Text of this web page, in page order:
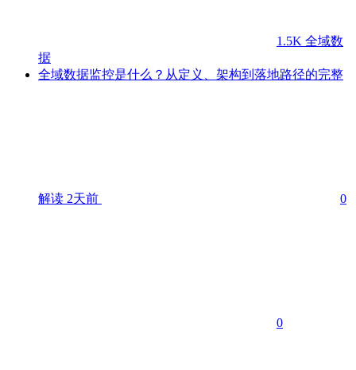
1.5K 全域数
据
全域数据监控是什么？从定义、架构到落地路径的完整
解读 2天前 0
0